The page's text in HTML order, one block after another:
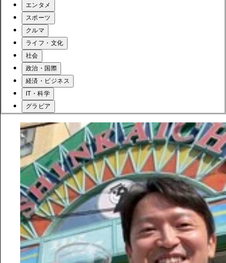
エンタメ
スポーツ
クルマ
ライフ・文化
社会
政治・国際
経済・ビジネス
IT・科学
グラビア